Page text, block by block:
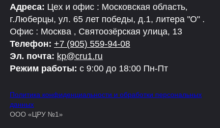
Адреса: Цех и офис : Московская область,
г.Люберцы, ул. 65 лет победы, д.1, литера "О" .
Офис : Москва , Святоозёрская улица, 13
Телефон: +7 (905) 559-94-08
Эл. почта: kp@cru1.ru
Режим работы: с 9:00 до 18:00 Пн-Пт
Политика конфиденциальности и обработки персональных
данных
ООО «ЦРУ №1»